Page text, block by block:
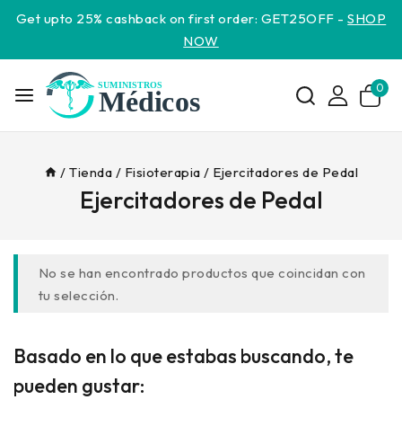
Get upto 25% cashback on first order: GET25OFF -SHOP
NOW
0
/ Tienda / Fisioterapia / Ejercitadores de Pedal
Ejercitadores de Pedal
No se han encontrado productos que coincidan con
tu selección.
Basado en lo que estabas buscando, te
pueden gustar: